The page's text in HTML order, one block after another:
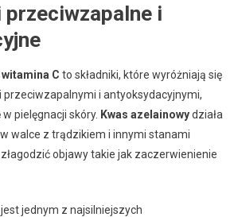
przeciwzapalne i
witamina C to składniki, które wyróżniają się
przeciwzapalnymi i antyoksydacyjnymi,
pielęgnacji skóry. Kwas azelainowydziała
walce z trądzikiem i innymi stanami
objawy takie jak zaczerwienienie
jednym z najsilniejszych